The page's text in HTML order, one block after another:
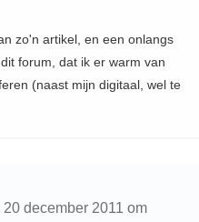
zo'n artikel, en een onlangs
forum, dat ik er warm van
(naast mijn digitaal, wel te
december 2011 om